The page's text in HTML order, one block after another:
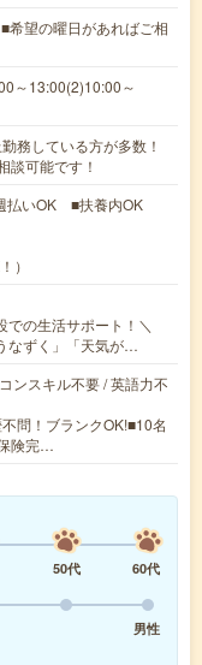
希望の曜日があればご相
～13:00(2)10:00～
務している方が多数！
談可能です！
払いOK ■扶養内OK
）
での生活サポート！＼
なずく」「天気が…
ンスキル不要 / 英語力不
問！ブランクOK!■10名
険完…
50代
60代
男性